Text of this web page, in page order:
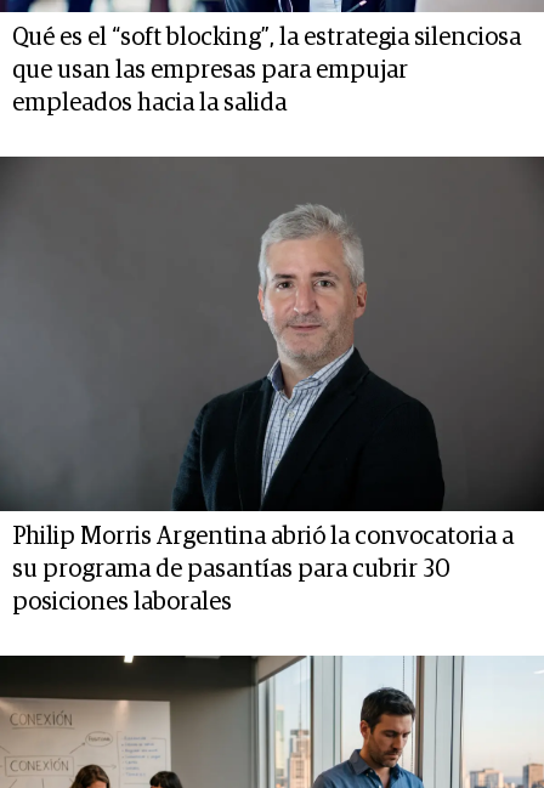
Qué es el “soft blocking”, la estrategia silenciosa
que usan las empresas para empujar
empleados hacia la salida
Philip Morris Argentina abrió la convocatoria a
su programa de pasantías para cubrir 30
posiciones laborales